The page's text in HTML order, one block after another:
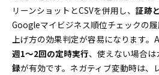
リーンショットとCSVを併用し、 証跡
Googleマイビジネス順位チェックの
上げ方の効果判定が容易になります。
週1〜2回の定時実行、使えない場合は
録が有効です。ネガティブ変動時は、